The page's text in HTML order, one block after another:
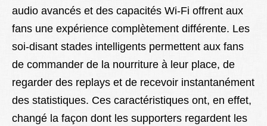
audio avancés et des capacités Wi-Fi offrent aux
fans une expérience complètement différente. Les
soi-disant stades intelligents permettent aux fans
de commander de la nourriture à leur place, de
regarder des replays et de recevoir instantanément
des statistiques. Ces caractéristiques ont, en effet,
changé la façon dont les supporters regardent les